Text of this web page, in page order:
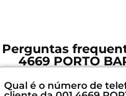
Perguntas
4669 PORTO
Qual é o número de